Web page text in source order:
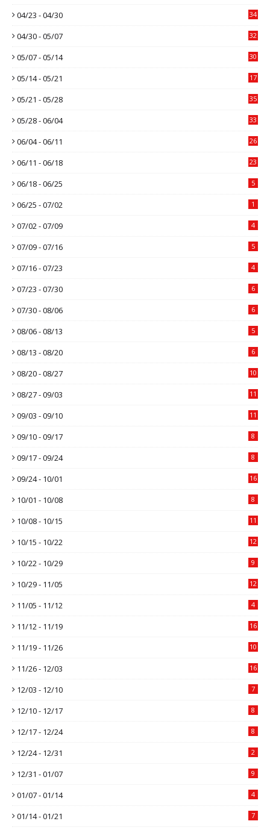
04/23 - 04/30 34
04/30 - 05/07 32
05/07 - 05/14 30
05/14 - 05/21 17
05/21 - 05/28 35
05/28 - 06/04 33
06/04 - 06/11 26
06/11 - 06/18 23
06/18 - 06/25 5
06/25 - 07/02 1
07/02 - 07/09 4
07/09 - 07/16 5
07/16 - 07/23 4
07/23 - 07/30 6
07/30 - 08/06 6
08/06 - 08/13 5
08/13 - 08/20 6
08/20 - 08/27 10
08/27 - 09/03 11
09/03 - 09/10 11
09/10 - 09/17 8
09/17 - 09/24 8
09/24 - 10/01 16
10/01 - 10/08 8
10/08 - 10/15 11
10/15 - 10/22 12
10/22 - 10/29 9
10/29 - 11/05 12
11/05 - 11/12 4
11/12 - 11/19 16
11/19 - 11/26 10
11/26 - 12/03 16
12/03 - 12/10 7
12/10 - 12/17 8
12/17 - 12/24 8
12/24 - 12/31 2
12/31 - 01/07 9
01/07 - 01/14 4
01/14 - 01/21 7